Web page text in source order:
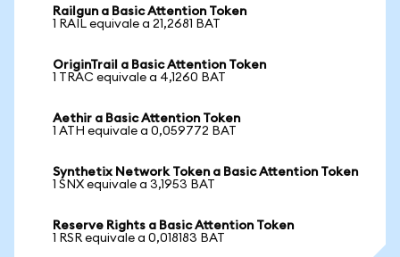
Railgun a Basic Attention Token
1 RAIL equivale a 21,2681 BAT
OriginTrail a Basic Attention Token
1 TRAC equivale a 4,1260 BAT
Aethir a Basic Attention Token
1 ATH equivale a 0,059772 BAT
Synthetix Network Token a Basic Attention Token
1 SNX equivale a 3,1953 BAT
Reserve Rights a Basic Attention Token
1 RSR equivale a 0,018183 BAT